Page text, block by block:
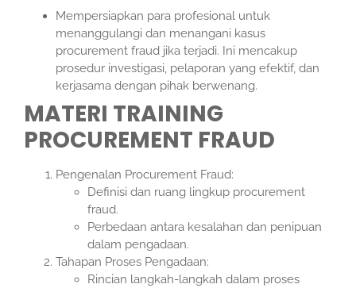
Mempersiapkan para profesional untuk
menanggulangi dan menangani kasus
procurement fraud jika terjadi. Ini mencakup
prosedur investigasi, pelaporan yang efektif, dan
kerjasama dengan pihak berwenang.
MATERI TRAINING
PROCUREMENT FRAUD
Pengenalan Procurement Fraud:
Definisi dan ruang lingkup procurement
fraud.
Perbedaan antara kesalahan dan penipuan
dalam pengadaan.
Tahapan Proses Pengadaan:
Rincian langkah-langkah dalam proses